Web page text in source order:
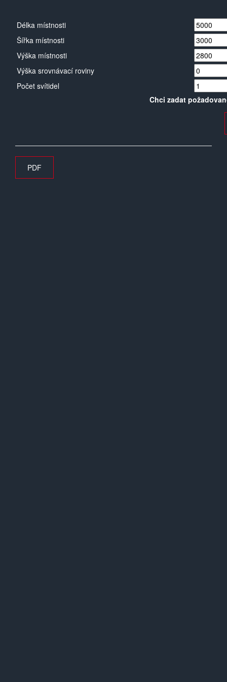
Délka místnosti
Šířka místnosti
Výška místnosti
Výška srovnávací roviny
Počet svítidel
Chci zadat